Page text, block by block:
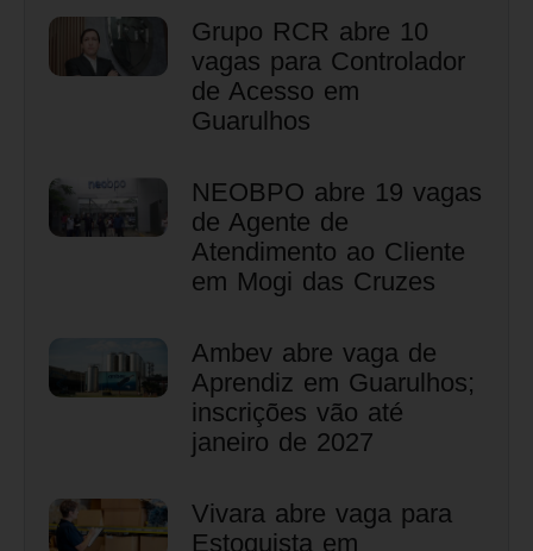
Grupo RCR abre 10
vagas para Controlador
de Acesso em
Guarulhos
NEOBPO abre 19 vagas
de Agente de
Atendimento ao Cliente
em Mogi das Cruzes
Ambev abre vaga de
Aprendiz em Guarulhos;
inscrições vão até
janeiro de 2027
Vivara abre vaga para
Estoquista em